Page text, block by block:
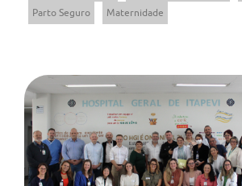
Parto Seguro
Maternidade